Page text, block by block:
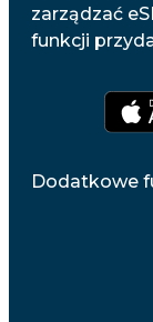
zarządzać
funkcji
Dodatkowe